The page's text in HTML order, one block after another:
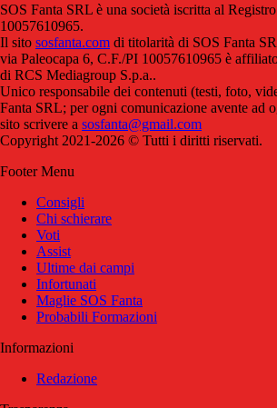
SOS Fanta SRL è una società iscritta al
10057610965.
Il sito sosfanta.com di titolarità di SOS Fanta
via Paleocapa 6, C.F./PI 10057610965 è
di RCS Mediagroup S.p.a..
Unico responsabile dei contenuti (testi, foto,
Fanta SRL; per ogni comunicazione avente ad
sito scrivere a sosfanta@gmail.com
Copyright 2021-2026 © Tutti i diritti riservati.
Footer Menu
Consigli
Chi schierare
Voti
Assist
Ultime dai campi
Infortunati
Maglie SOS Fanta
Probabili Formazioni
Informazioni
Redazione